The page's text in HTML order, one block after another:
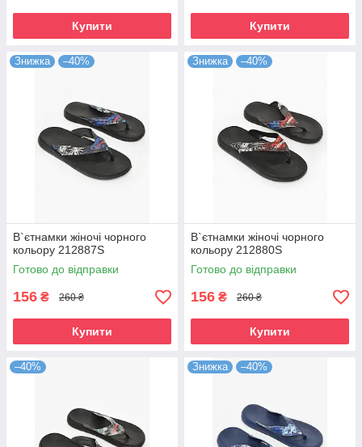
Купити Купити
Знижка –40%
В`єтнамки жіночі чорного
кольору 212887S
Готово до відправки
156 ₴ 260 ₴
Купити
Знижка –40%
В`єтнамки жіночі чорного
кольору 212880S
Готово до відправки
156 ₴ 260 ₴
Купити
–40% Знижка –40%